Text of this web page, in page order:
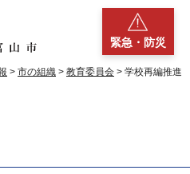
緊急・防災
> 市の組織 > 教育委員会 > 学校再編推進